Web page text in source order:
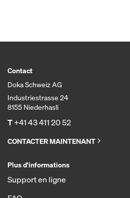
Contact
Doka Schweiz AG
Industriestrasse 24
8155 Niederhasli
T+41 43 411 20 52
CONTACTER MAINTENANT
Plus d'informations
Support en ligne